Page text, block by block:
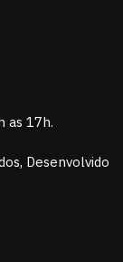
as 17h.
Desenvolvido